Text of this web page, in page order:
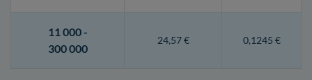
11 000 -
300 000
24,57 € 0,1245 €